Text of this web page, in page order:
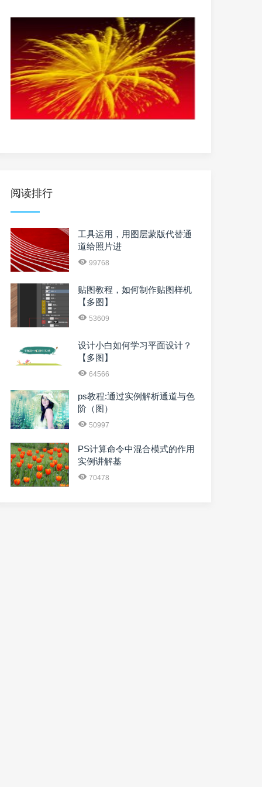
阅读排行
工具运用，用图层蒙版代替通
道给照片进
99768
贴图教程，如何制作贴图样机
【多图】
53609
设计小白如何学习平面设计？
【多图】
64566
ps教程:通过实例解析通道与色
阶（图）
50997
PS计算命令中混合模式的作用
实例讲解基
70478